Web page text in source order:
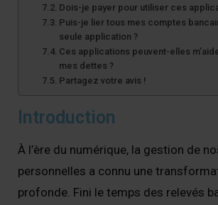
Dois-je payer pour utiliser ces
Puis-je lier tous mes comptes
seule application ?
Ces applications peuvent-elles
mes dettes ?
Partagez votre avis !
Introduction
À l’ère du numérique, la gestion de
personnelles a connu une
profonde. Fini le temps des relevés